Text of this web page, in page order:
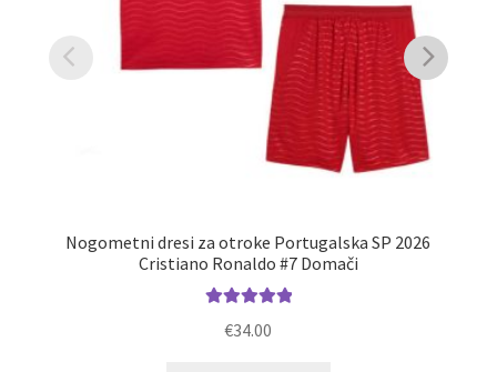
Nogometni dresi za otroke Portugalska SP 2026
Cristiano Ronaldo #7 Domači
€34.00